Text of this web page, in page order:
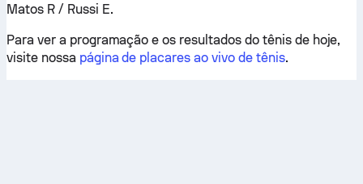
Matos R / Russi E.
Para ver a programação e os resultados do tênis de hoje,
visite nossa página de placares ao vivo de tênis.